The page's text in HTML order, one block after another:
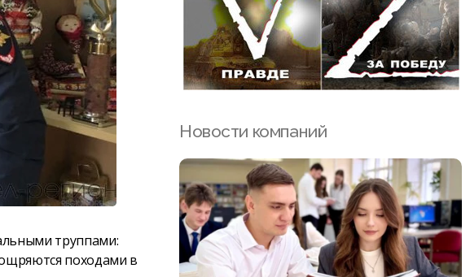
труппами:
походами в
Новости компаний